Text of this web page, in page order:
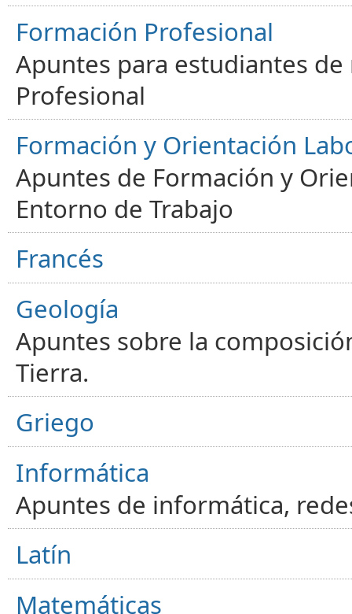
Formación Profesional
Apuntes para estudiantes
Profesional
Formación y Orientación
Apuntes de Formación y
Entorno de Trabajo
Francés
Geología
Apuntes sobre la
Tierra.
Griego
Informática
Apuntes de informática,
Latín
Matemáticas